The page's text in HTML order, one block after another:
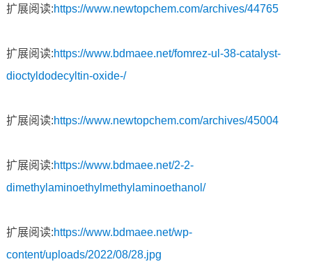
扩展阅读:https://www.newtopchem.com/archives/44765
扩展阅读:https://www.bdmaee.net/fomrez-ul-38-catalyst-
dioctyldodecyltin-oxide-/
扩展阅读:https://www.newtopchem.com/archives/45004
扩展阅读:https://www.bdmaee.net/2-2-
dimethylaminoethylmethylaminoethanol/
扩展阅读:https://www.bdmaee.net/wp-
content/uploads/2022/08/28.jpg